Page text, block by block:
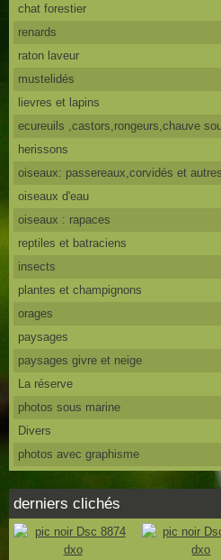
chat forestier
renards
raton laveur
mustelidés
lievres et lapins
ecureuils ,castors,rongeurs,chauve
herissons
oiseaux: passereaux,corvidés et autres
oiseaux d'eau
oiseaux : rapaces
reptiles et batraciens
insects
plantes et champignons
orages
paysages
paysages givre et neige
La réserve
photos sous marine
Divers
photos avec graphisme
derniers clichés